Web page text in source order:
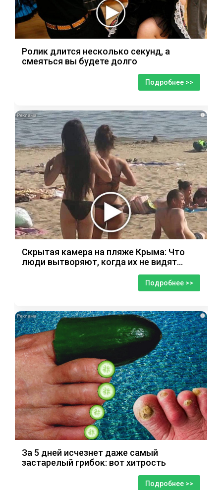
Ролик длится несколько секунд, а
смеяться вы будете долго
Подробнее >>
i
Скрытая камера на пляже Крыма: Что
люди вытворяют, когда их не видят...
Подробнее >>
i
За 5 дней исчезнет даже самый
застарелый грибок: вот хитрость
Подробнее >>